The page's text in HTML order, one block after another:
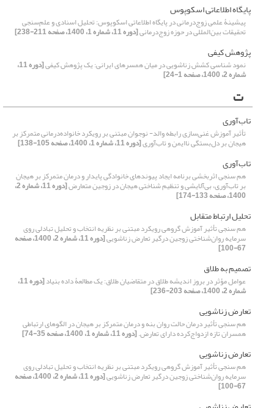
پایگاه اطلاعاتی اسکوپوس
پیشینۀ علمی زوج‌درمانی در پایگاه اطلاعاتی اسکوپوس: تحلیل اسنادی و علم‌سنجی
تحقیقات بین‌المللی در حوزه زوج‌درمانی[دوره 11، شماره 1، 1400، صفحه 211-238]
پژوهش کیفی
نمود شناسی کشش زناشویی در میان همسرهای ایرانی: یک پژوهش کیفی [دوره 11،
شماره 2، 1400، صفحه 1-24]
ت
تاب‌آوری
تأثیر آموزش غنی‌سازی رابطه والد- نوجوان مبتنی بر رویکرد خانواده‌درمانی متمرکز بر
هیجان بر دل‌بستگی ناایمن و تاب‌آوری[دوره 11، شماره 1، 1400، صفحه 105-138]
تاب‌آوری
هم سنجی اثربخشی برنامه ایجاد پیوندهای خانوادگی پایدار و درمان متمرکز بر هیجان
بر تاب‌آوری، بی‌آلایشی و تنظیم شناختی هیجان در زوجین متعارض [دوره 11، شماره 2،
1400، صفحه 133-174]
تحلیل ارتباط متقابل
هم سنجی تأثیر آموزش گروهی رویکرد مبتنی بر نظریه انتخاب و تحلیل تبادلی روی
سرمایه روان‌شناختی زوجین درگیر تعارض زناشویی [دوره 11، شماره 2، 1400، صفحه
67-100]
تصمیم به طلاق
عوامل مؤثر در بروز اندیشه طلاق در متقاضیان طلاق: یک مطالعۀ داده بنیاد [دوره 11،
شماره 2، 1400، صفحه 203-236]
تعارض زناشویی
هم سنجی تأثیر درمان حالت روان بنه و درمان متمرکز بر هیجان در الگوهای ارتباطی
همسران تازه ازدواج‌کرده دارای تعارض.[دوره 11، شماره 1، 1400، صفحه 35-74]
تعارض زناشویی
هم سنجی تأثیر آموزش گروهی رویکرد مبتنی بر نظریه انتخاب و تحلیل تبادلی روی
سرمایه روان‌شناختی زوجین درگیر تعارض زناشویی [دوره 11، شماره 2، 1400، صفحه
67-100]